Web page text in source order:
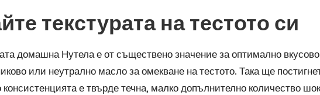
текстурата на тестото си
домашна Нутела е от съществено значение за оптимално
или неутрално масло за омекване на тестото. Така ще
е твърде течна, малко допълнително количество